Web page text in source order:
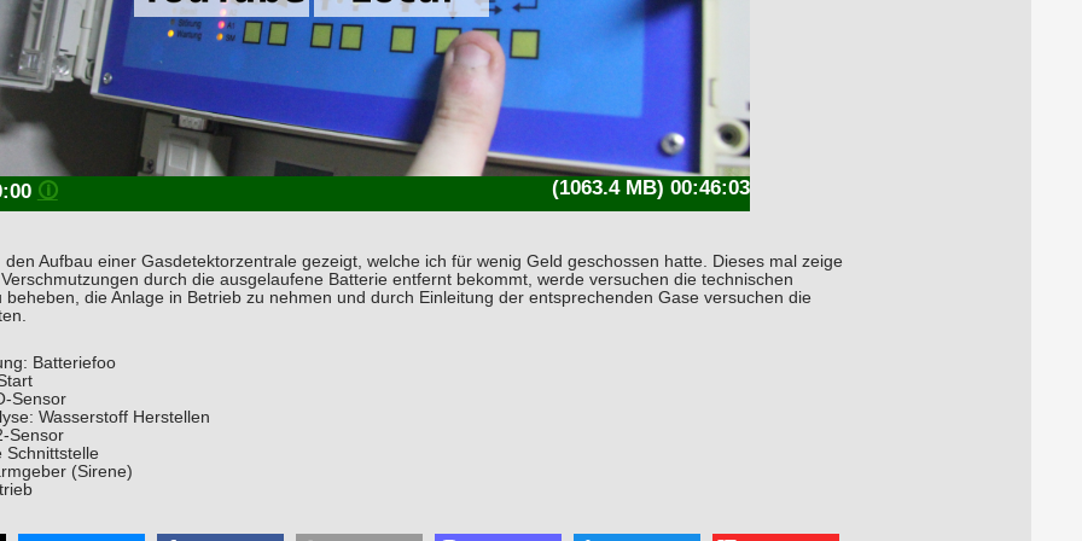
(1063.4 MB) 00:46:03
🛈
Aufbau einer Gasdetektorzentrale gezeigt, welche ich für wenig Geld geschossen hatte. Dieses mal zeige
durch die ausgelaufene Batterie entfernt bekommt, werde versuchen die technischen
beheben, die Anlage in Betrieb zu nehmen und durch Einleitung der entsprechenden Gase versuchen die
Batteriefoo
Sensor
Wasserstoff Herstellen
Sensor
Schnittstelle
(Sirene)